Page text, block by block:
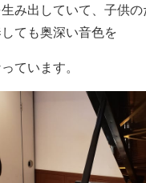
み出していて、子供
ても奥深い音色を
ています。